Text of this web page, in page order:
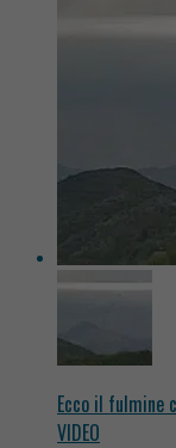
Ecco il fulmine
VIDEO